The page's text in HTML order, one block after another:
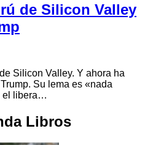
de Silicon Valley
Silicon Valley. Y ahora ha
Su lema es «nada
el libera…